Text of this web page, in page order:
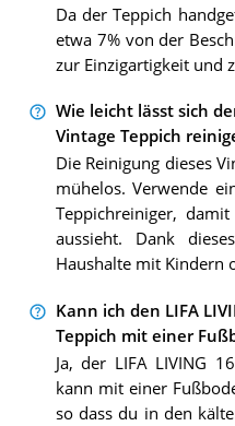
Da der Teppich
etwa 7% von der
zur Einzigartigkeit und
Wie leicht lässt sich
Vintage Teppich
Die Reinigung dieses
mühelos. Verwende
Teppichreiniger,
aussieht. Dank
Haushalte mit Kindern
Kann ich den LIFA
Teppich mit einer
Ja, der LIFA LIVING
kann mit einer
so dass du in den